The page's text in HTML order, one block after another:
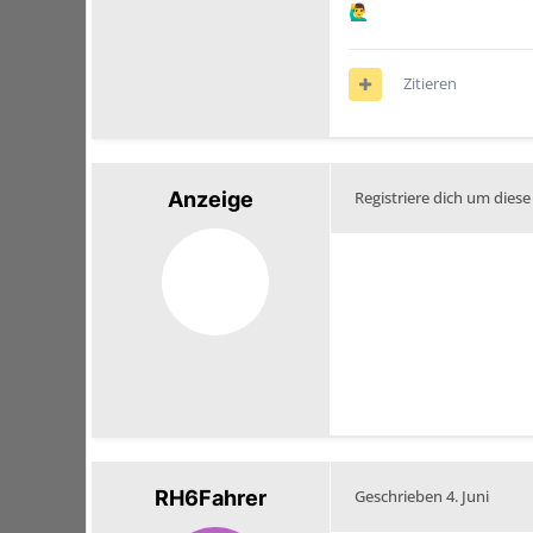
🙋‍♂️
Zitieren
Anzeige Registriere dich um
RH6Fahrer Geschrieben 4. Juni